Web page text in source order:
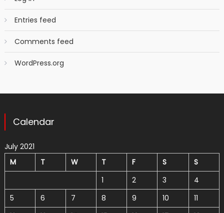
Entries feed
Comments feed
WordPress.org
Calendar
July 2021
M
T W T F S
S
1
2 3
4
5
6 7 8 9 10
11